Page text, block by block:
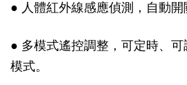
● 人體紅外線感應偵測，自動開
● 多模式遙控調整，可定時、
模式。